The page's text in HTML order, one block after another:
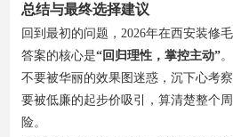
总结与最终选择建议
回到最初的问题，2026年在西安装修
答案的核心是“回归理性，掌控主动”。
不要被华丽的效果图迷惑，沉下心考
要被低廉的起步价吸引，算清楚整个
险。